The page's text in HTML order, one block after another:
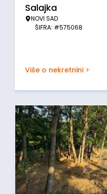
Salajka
NOVI SAD
ŠIFRA: #575068
Više o nekretnini >